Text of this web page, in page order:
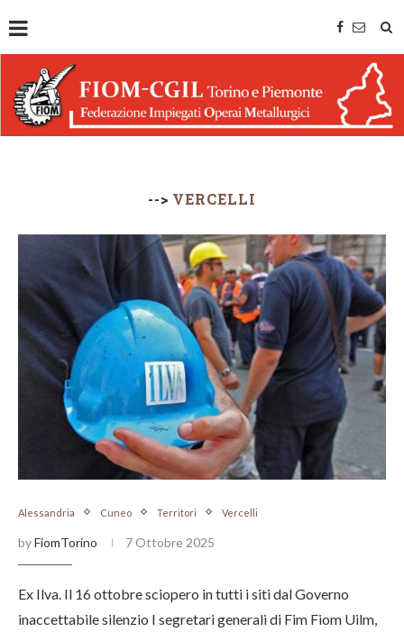
--> VERCELLI
Alessandria Cuneo Territori Vercelli
byFiomTorino 7 Ottobre 2025
Ex Ilva. Il 16 ottobre sciopero in tutti i siti dal Governo
inaccettabile silenzio I segretari generali di Fim Fiom Uilm,